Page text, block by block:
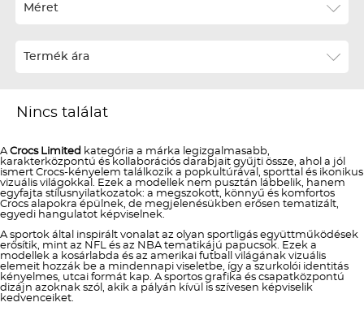
Téli termékek előre ár szerint növekvő
Méret
Termék ára
Nincs találat
ACrocs Limited kategória a márka legizgalmasabb,
karakterközpontú és kollaborációs darabjait gyűjti össze, ahol a jól
ismert Crocs-kényelem találkozik a popkultúrával, sporttal és ikonikus
vizuális világokkal. Ezek a modellek nem pusztán lábbelik, hanem
egyfajta stílusnyilatkozatok: a megszokott, könnyű és komfortos
Crocs alapokra épülnek, de megjelenésükben erősen tematizált,
egyedi hangulatot képviselnek.
A sportok által inspirált vonalat az olyan sportligás együttműködések
erősítik, mint az NFL és az NBA tematikájú papucsok. Ezek a
modellek a kosárlabda és az amerikai futball világának vizuális
elemeit hozzák be a mindennapi viseletbe, így a szurkolói identitás
kényelmes, utcai formát kap. A sportos grafika és csapatközpontú
dizájn azoknak szól, akik a pályán kívül is szívesen képviselik
kedvenceiket.